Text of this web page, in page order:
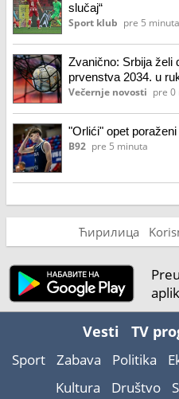
slučaj“
Sport klub pre 5 minuta
Zvanično: Srbija želi
prvenstva 2034. u
Večernje novosti pre 0
"Orlići" opet
B92 pre 5 minuta
Ћирилица
Vesti TV
Sport Zabava Politika
Kultura
Društvo